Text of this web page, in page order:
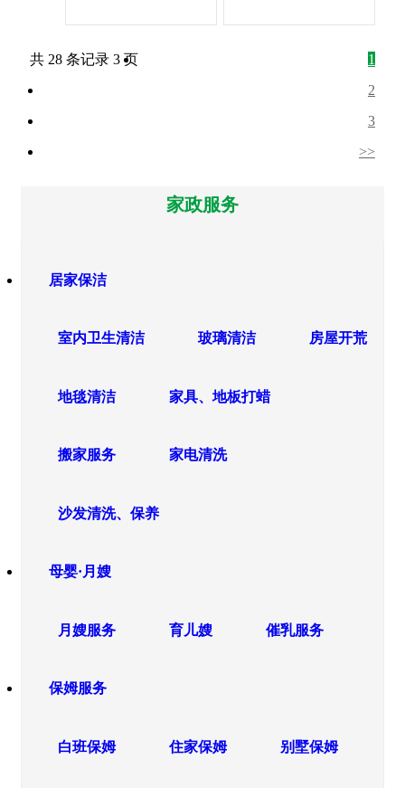
共 28 条记录 3 页
1
2
3
>>
家政服务
居家保洁
室内卫生清洁 玻璃清洁 房屋开荒
地毯清洁 家具、地板打蜡
搬家服务 家电清洗
沙发清洗、保养
母婴·月嫂
月嫂服务 育儿嫂 催乳服务
保姆服务
白班保姆 住家保姆 别墅保姆